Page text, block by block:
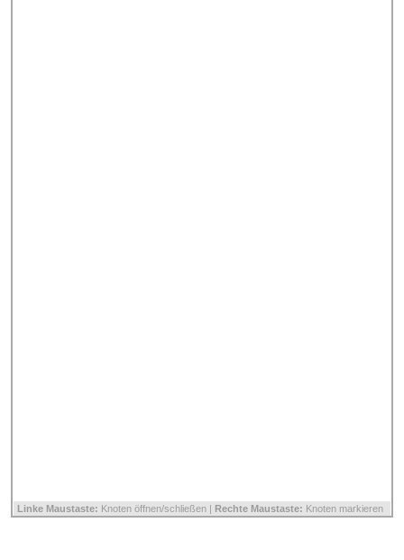
Linke Maustaste: Knoten öffnen/schließen | Rechte Maustaste: Knoten markieren